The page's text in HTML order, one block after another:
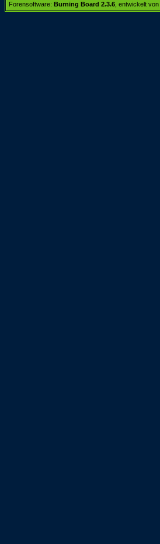
Forensoftware: Burning Board 2.3.6 , entwickelt von